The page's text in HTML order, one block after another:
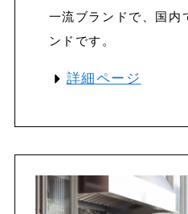
一流ブランドで、国内
ンドです。
詳細ページ